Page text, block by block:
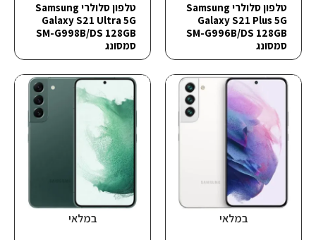
טלפון סלולרי Samsung
Galaxy S21 Plus 5G
SM-G996B/DS 128GB
סמסונג
טלפון סלולרי Samsung
Galaxy S21 Ultra 5G
SM-G998B/DS 128GB
סמסונג
במלאי במלאי